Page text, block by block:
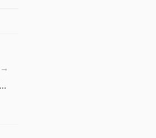
CPI americain a 4,2% : recalculer l’energie avant de parier sur les baisses de taux